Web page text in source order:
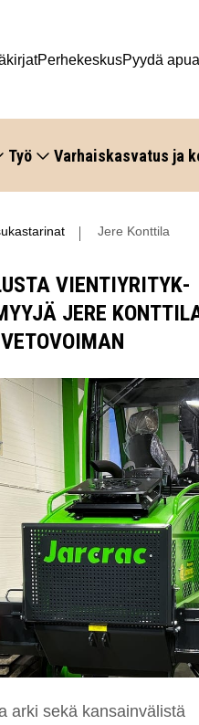
PerhekeskusPyydä apua
Työ Varhaiskasvatus ja
Jere Konttila
VIEN­TI­YRI­TYK­
JERE
arki sekä kansainvälistä